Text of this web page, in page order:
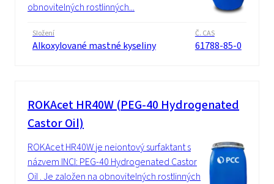
obnovitelných rostlinných...
Složení
Alkoxylované mastné kyseliny
Č. CAS
61788-85-0
ROKAcet HR40W (PEG-40 Hydrogenated
Castor Oil)
ROKAcet HR40W je neiontový surfaktant s
názvem INCI: PEG-40 Hydrogenated Castor
Oil . Je založen na obnovitelných rostlinných